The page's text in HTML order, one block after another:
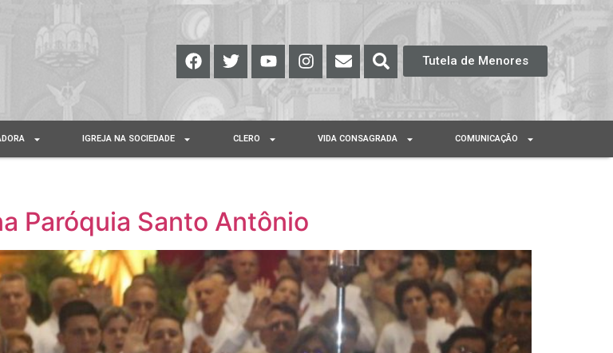
Tutela de Menores
IGREJA NA SOCIEDADE CLERO VIDA CONSAGRADA COMUNICAÇÃO
Paróquia Santo Antônio